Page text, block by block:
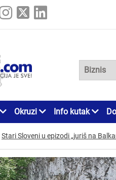
Okruzi Info kutak
Stari Sloveni u epizodi „juriš na